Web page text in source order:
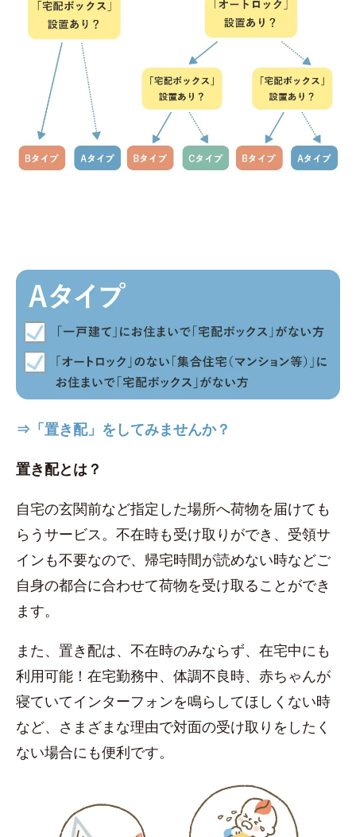
⇒「置き配」をしてみませんか？
置き配とは？
自宅の玄関前など指定した場所へ荷物を届けても
らうサービス。不在時も受け取りができ、受領サ
インも不要なので、帰宅時間が読めない時などご
自身の都合に合わせて荷物を受け取ることができ
ます。
また、置き配は、不在時のみならず、在宅中にも
利用可能！在宅勤務中、体調不良時、赤ちゃんが
寝ていてインターフォンを鳴らしてほしくない時
など、さまざまな理由で対面の受け取りをしたく
ない場合にも便利です。